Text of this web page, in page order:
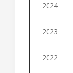
2024
2023
2022